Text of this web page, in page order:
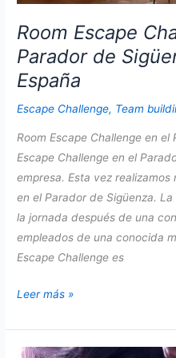
Room Escape
Parador de
España
Escape Challenge, Team
Room Escape Challenge en el
Escape Challenge en el
empresa. Esta vez realizamos
en el Parador de Sigüenza.
la jornada después de una
empleados de una conocida
Escape Challenge es
Room
Challenge
en
Leer más »